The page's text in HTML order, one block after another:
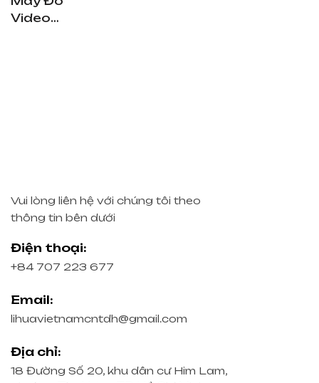
Video
Vui lòng liên hệ với chúng tôi theo
thông tin bên dưới
Điện thoại:
+84 707 223 677
Email:
lihuavietnamcntdh@gmail.com
Địa chỉ:
18 Đường Số 20, khu dân cư Him Lam,